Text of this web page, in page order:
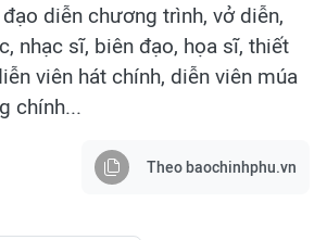
diễn chương trình, vở diễn,
nhạc sĩ, biên đạo, họa sĩ, thiết
viên hát chính, diễn viên múa
chính...
Theo baochinhphu.vn